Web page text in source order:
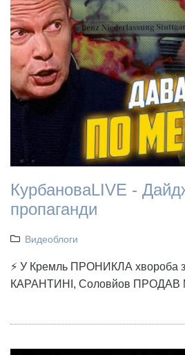
КурбановаLIVE -
пропаганди
Видеоблоги
⚡️ У Кремль ПРОНИКЛА хвороба з
КАРАНТИНІ, Соловйов ПРОДАВ